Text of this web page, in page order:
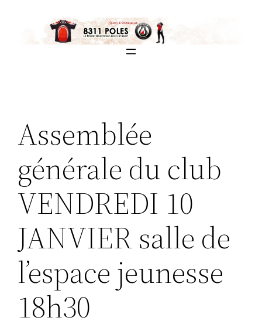
contenu
Assemblée
générale du club
VENDREDI 10
JANVIER salle de
l’espace jeunesse
18h30